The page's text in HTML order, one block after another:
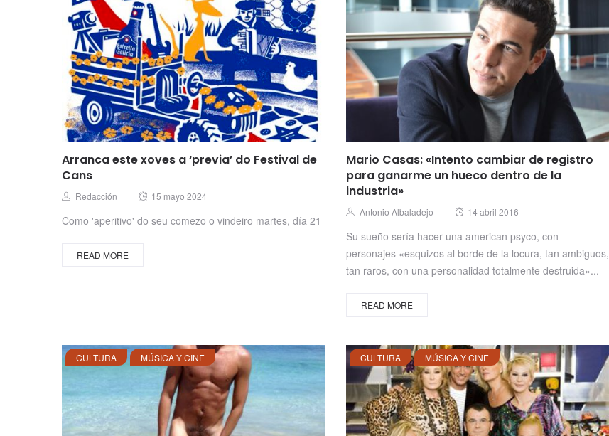
Arranca este xoves a ‘previa’ do Festival de
Cans
Author
Redacción
Posted
15 mayo 2024
Como 'aperitivo' do seu comezo o vindeiro martes, día 21
READ MORE
Mario Casas: «Intento cambiar de registro
para ganarme un hueco dentro de la
industria»
Author
Antonio Albaladejo
Posted
14 abril 2016
Su sueño sería hacer una american psyco, con
personajes «esquizos al borde de la locura, tan ambiguos,
tan raros, con una personalidad totalmente destruida»...
READ MORE
CULTURA MÚSICA Y CINE CULTURA MÚSICA Y CINE